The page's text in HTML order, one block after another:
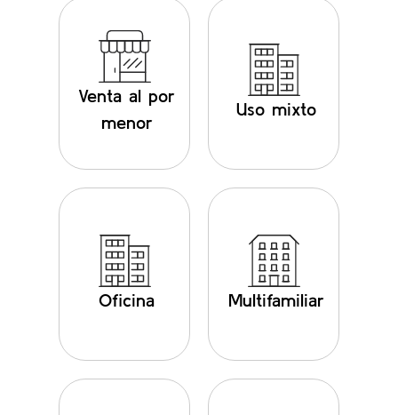
Venta al por
menor
Uso mixto
Oficina Multifamiliar